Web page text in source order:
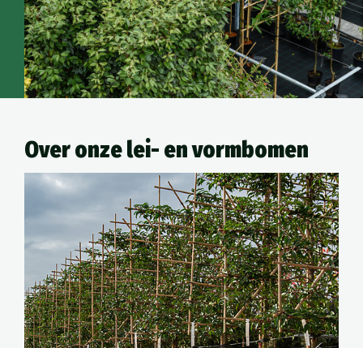
Over onze lei- en vormbomen